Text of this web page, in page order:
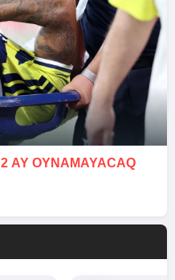
2 AY OYNAMAYACAQ